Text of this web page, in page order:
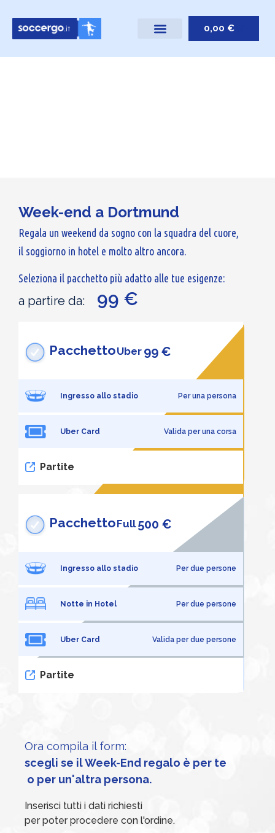
0,00€
Week-end a Dortmund
Regala un weekend da sogno con la squadra del cuore,
il soggiorno in hotel e molto altro ancora.
Seleziona il pacchetto più adatto alle tue esigenze:
a partire da: 99 €
PacchettoUber 99 €
Ingresso allo stadio Per una persona
Uber Card Valida per una corsa
Partite
PacchettoFull500 €
Ingresso allo stadio Per due persone
Notte in Hotel Per due persone
Uber Card Valida per due persone
Partite
Ora compila il form:
scegli se il Week-End regalo è per te
o per un'altra persona.
Inserisci tutti i dati richiesti
per poter procedere con l'ordine.